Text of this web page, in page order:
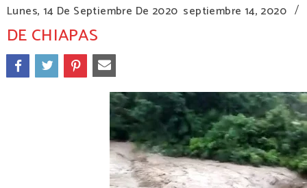
Lunes, 14 De Septiembre De 2020 septiembre 14, 2020 /
DE CHIAPAS